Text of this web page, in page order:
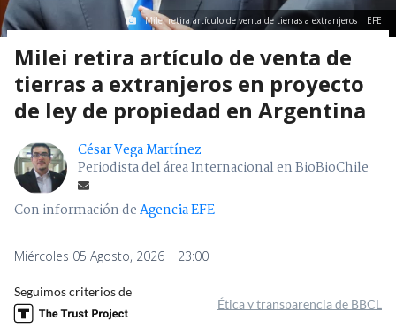
Milei retira artículo de venta de tierras a extranjeros | EFE
Milei retira artículo de venta de
tierras a extranjeros en proyecto
de ley de propiedad en Argentina
César Vega Martínez
Periodista del área Internacional en BioBioChile
Con información deAgencia EFE
Miércoles 05 Agosto, 2026 | 23:00
Seguimos criterios de
Ética y transparencia de BBCL